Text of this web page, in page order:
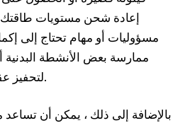
إعادة شحن مستويات
مسؤوليات أو مهام تحتاج إلى
ممارسة بعض الأنشطة
لتحفيز عقلك ومكافحة التعب مؤقتًا.
بالإضافة إلى ذلك ، يمكن أن